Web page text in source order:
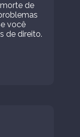
de
você
de direito.